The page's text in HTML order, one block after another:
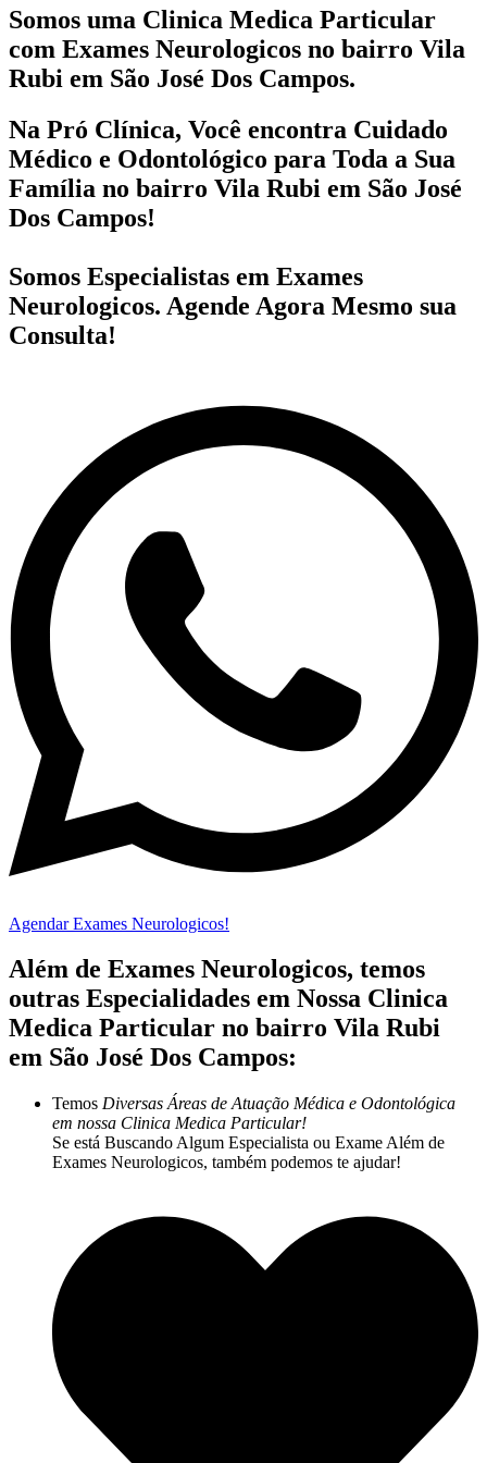
Somos uma Clinica Medica Particular
com Exames Neurologicos no bairro Vila
Rubi em São José Dos Campos.
Na Pró Clínica, Você encontra Cuidado
Médico e Odontológico para Toda a Sua
Família no bairro Vila Rubi em São José
Dos Campos!
Somos Especialistas em Exames
Neurologicos. Agende Agora Mesmo sua
Consulta!
Agendar Exames Neurologicos!
Além de Exames Neurologicos, temos
outras Especialidades em Nossa Clinica
Medica Particular no bairro Vila Rubi
em São José Dos Campos:
Temos Diversas Áreas de Atuação Médica e Odontológica
em nossa Clinica Medica Particular!
Se está Buscando Algum Especialista ou Exame Além de
Exames Neurologicos, também podemos te ajudar!